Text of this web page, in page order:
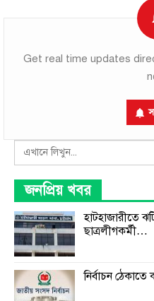
Get real time updates
Search
জনপ্রিয় খবর
হাটহাজারীতে
ছাত্রলীগকর্মী…
নির্বাচন ঠেকাতে